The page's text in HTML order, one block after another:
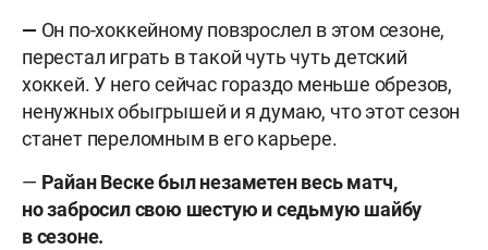
— Он по-хоккейному повзрослел в этом сезоне,
перестал играть в такой чуть чуть детский
хоккей. У него сейчас гораздо меньше обрезов,
ненужных обыгрышей и я думаю, что этот сезон
станет переломным в его карьере.
— Райан Веске был незаметен весь матч,
но забросил свою шестую и седьмую шайбу
в сезоне.